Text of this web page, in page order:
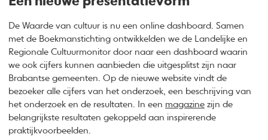
De Waarde van cultuur is nu een online dashboard. Samen
met de Boekmanstichting ontwikkelden we de Landelijke en
Regionale Cultuurmonitor door naar een dashboard waarin
we ook cijfers kunnen aanbieden die uitgesplitst zijn naar
Brabantse gemeenten. Op de nieuwe website vindt de
bezoeker alle cijfers van het onderzoek, een beschrijving van
het onderzoek en de resultaten. In een magazine zijn de
belangrijkste resultaten gekoppeld aan inspirerende
praktijkvoorbeelden.